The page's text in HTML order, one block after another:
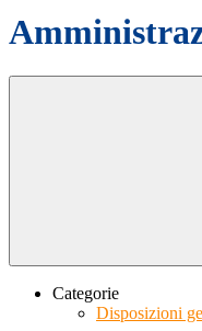
Categorie
Disposizioni